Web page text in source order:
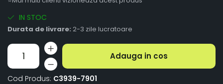
IN STOC
Durata de livrare: 2-3 zile lucratoare
Adauga in cos
Cod Produs: C3939-7901